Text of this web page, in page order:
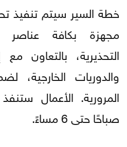
خطة السير سيتم تنفيذ
مجهزة بكافة عناصر
التحذيرية، بالتعاون مع
والدوريات الخارجية،
صباحًا حتى 6 مساءً.